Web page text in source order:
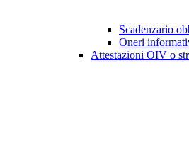
Scadenzario
Oneri
Attestazioni OIV o